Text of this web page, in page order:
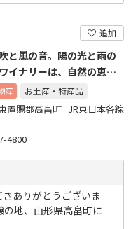
追加
と風の音。陽の光と雨の
イナリーは、自然の恵み
ワイナリーです。
産 お土産・特産品
置賜郡高畠町 JR東日本各線
4800
ありがとうございま
地、山形県高畠町に